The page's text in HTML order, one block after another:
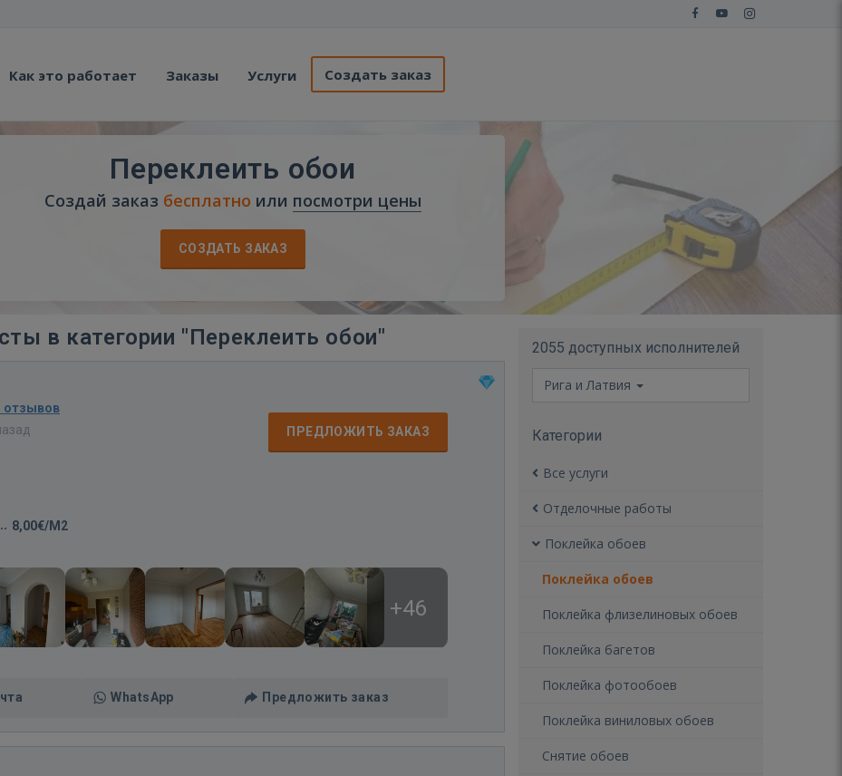
Как это работает Заказы Услуги Создать заказ
Переклеить обои
Создай заказ бесплатно или посмотри цены
СОЗДАТЬ ЗАКАЗ
в категории "Переклеить обои"
отзывов
ПРЕДЛОЖИТЬ ЗАКАЗ
8,00€/M2
+46
WhatsApp Предложить заказ
2055 доступных исполнителей
Рига и Латвия
Категории
Все услуги
Отделочные работы
Поклейка обоев
Поклейка обоев
Поклейка флизелиновых обоев
Поклейка багетов
Поклейка фотообоев
Поклейка виниловых обоев
Снятие обоев